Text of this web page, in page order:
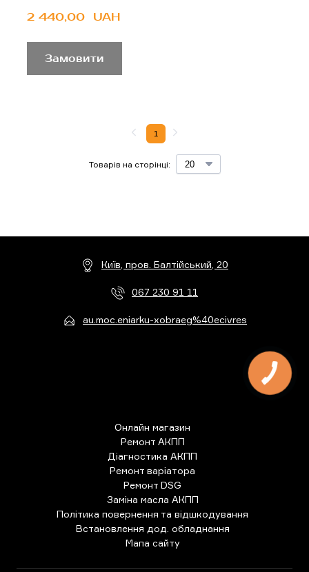
2 440,00  UAH
Замовити
Товарів на сторінці:
1
Київ, пров. Балтійський, 20
067 230 91 11
au.moc.eniarku-xobraeg%40ecivres
Онлайн магазин
Ремонт АКПП
Діагностика АКПП
Ремонт варіатора
Ремонт DSG
Заміна масла АКПП
Політика повернення та відшкодування
Встановлення дод. обладнання
Мапа сайту